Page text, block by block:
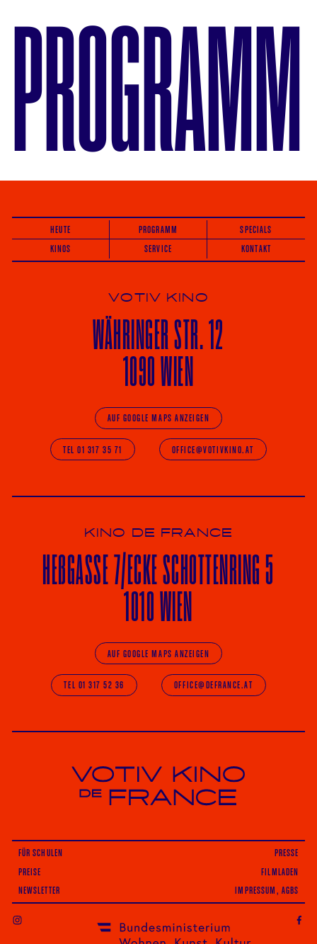
PROGRAMM
HEUTE PROGRAMM
SPECIALS
KINOS
SERVICE KONTAKT
VOTIV KINO
WÄHRINGERSTR. 12
1090 WIEN
AUF GOOGLE MAPS ANZEIGEN
TEL 01 317 35 71 OFFICE@VOTIVKINO.AT
KINO DE FRANCE
HEßGASSE 7/ECKESCHOTTENRING 5
1010 WIEN
AUF GOOGLE MAPS ANZEIGEN
TEL 01 317 52 36 OFFICE@DEFRANCE.AT
Votiv Kino und Kino De France in Wien
FÜR SCHULEN
PRESSE
PREISE
FILMLADEN
NEWSLETTER IMPRESSUM, AGBS